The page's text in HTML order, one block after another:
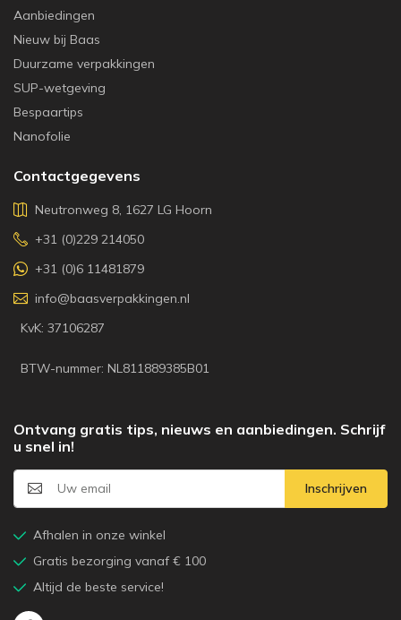
Aanbiedingen
Nieuw bij Baas
Duurzame verpakkingen
SUP-wetgeving
Bespaartips
Nanofolie
Contactgegevens
Neutronweg 8, 1627 LG Hoorn
+31 (0)229 214050
+31 (0)6 11481879
info@baasverpakkingen.nl
KvK: 37106287
BTW-nummer: NL811889385B01
Ontvang gratis tips, nieuws en aanbiedingen. Schrijf
u snel in!
Inschrijven
Afhalen in onze winkel
Gratis bezorging vanaf € 100
Altijd de beste service!